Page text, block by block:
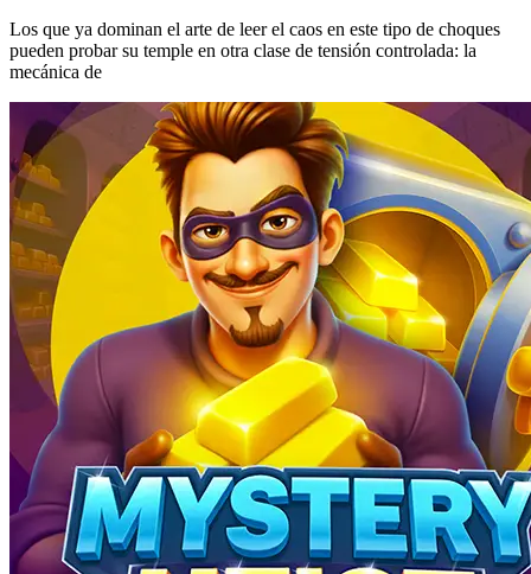
Los que ya dominan el arte de leer el caos en este tipo de choques
pueden probar su temple en otra clase de tensión controlada: la
mecánica de